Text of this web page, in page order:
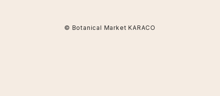
クロコダイルファーン© Botanical Market KARACO